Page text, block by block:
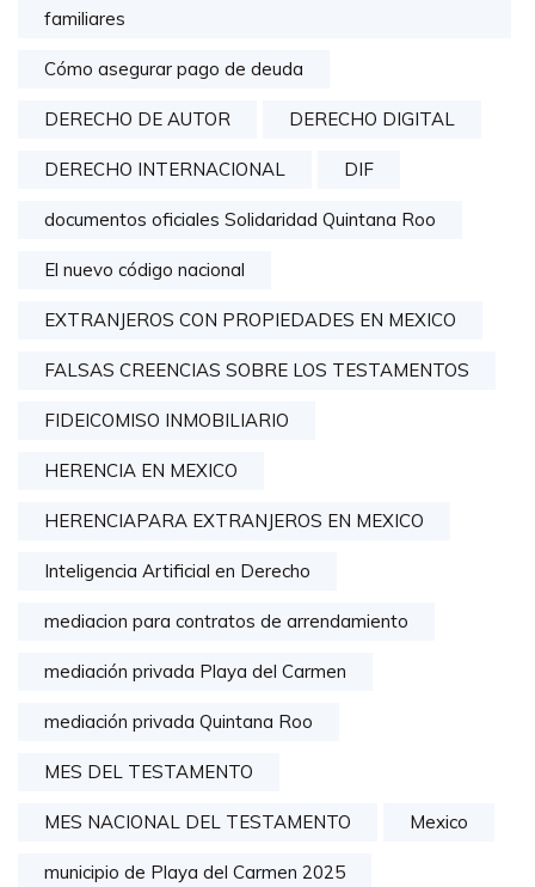
familiares
Cómo asegurar pago de deuda
DERECHO DE AUTOR DERECHO DIGITAL
DERECHO INTERNACIONAL DIF
documentos oficiales Solidaridad Quintana Roo
El nuevo código nacional
EXTRANJEROS CON PROPIEDADES EN MEXICO
FALSAS CREENCIAS SOBRE LOS TESTAMENTOS
FIDEICOMISO INMOBILIARIO
HERENCIA EN MEXICO
HERENCIAPARA EXTRANJEROS EN MEXICO
Inteligencia Artificial en Derecho
mediacion para contratos de arrendamiento
mediación privada Playa del Carmen
mediación privada Quintana Roo
MES DEL TESTAMENTO
MES NACIONAL DEL TESTAMENTO Mexico
municipio de Playa del Carmen 2025